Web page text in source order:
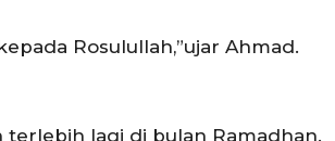
Rosulullah,”ujar Ahmad.
lagi di bulan Ramadhan.